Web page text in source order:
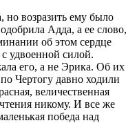
но возразить ему было
Адда, а ее слово,
об этом сердце
удвоенной силой.
его, а не Эрика. Об их
Чертогу давно ходили
величественная
никому. И все же
победа над